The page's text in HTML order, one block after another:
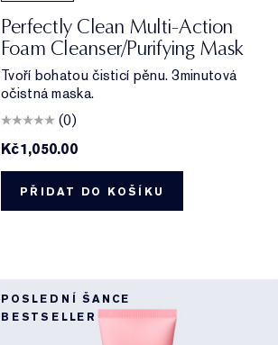
Perfectly Clean Multi-Action
Foam Cleanser/Purifying Mask
Tvoří bohatou čisticí pěnu. 3minutová
očistná maska.
(0)
Kč1,050.00
PŘIDAT DO KOŠÍKU
POSLEDNÍ ŠANCE
BESTSELLER